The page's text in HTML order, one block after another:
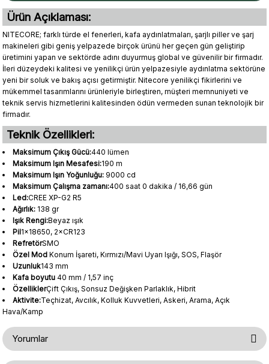
Ürün Açıklaması:
NITECORE; farklı türde el fenerleri, kafa aydınlatmaları, şarjlı piller ve şarj
makineleri gibi geniş yelpazede birçok ürünü her geçen gün geliştirip
üretimini yapan ve sektörde adını duyurmuş global ve güvenilir bir firmadır.
İleri düzeydeki kalitesi ve yenilikçi ürün yelpazesiyle aydınlatma sektörüne
yeni bir soluk ve bakış açısı getirmiştir. Nitecore yenilikçi fikirlerini ve
mükemmel tasarımlarını ürünleriyle birleştiren, müşteri memnuniyeti ve
teknik servis hizmetlerini kalitesinden ödün vermeden sunan teknolojik bir
firmadır.
Teknik Özellikleri:
Maksimum Çıkış Gücü:440 lümen
Maksimum Işın Mesafesi:190 m
Maksimum Işın Yoğunluğu:9000 cd
Maksimum Çalışma zamanı:400 saat 0 dakika / 16,66 gün
Led:CREE XP-G2 R5
Ağırlık:138 gr
Işık Rengi:Beyaz ışık
Pil1×18650, 2×CR123
RefretörSMO
Özel ModKonum İşareti, Kırmızı/Mavi Uyarı Işığı, SOS, Flaşör
Uzunluk143 mm
Kafa boyutu40 mm / 1,57 inç
ÖzelliklerÇift Çıkış, Sonsuz Değişken Parlaklık, Hibrit
Aktivite:Teçhizat, Avcılık, Kolluk Kuvvetleri, Askeri, Arama, Açık
Hava/Kamp
Yorumlar